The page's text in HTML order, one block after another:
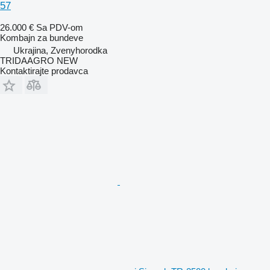
57
26.000 € Sa PDV-om
Kombajn za bundeve
Ukrajina, Zvenyhorodka
TRIDAAGRO NEW
Kontaktirajte prodavca